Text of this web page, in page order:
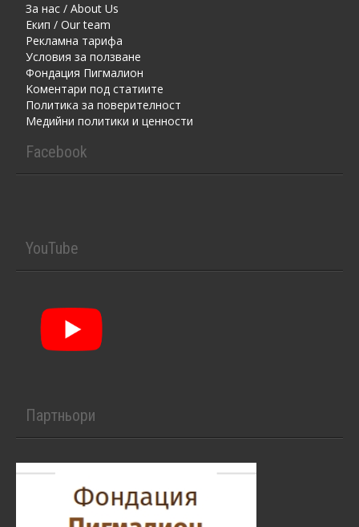
За нас / About Us
Екип / Our team
Рекламна тарифа
Условия за ползване
Фондация Пигмалион
Kоментaри под статиите
Политика за поверителност
Медийни политики и ценности
Facebook
YouTube
Партньори